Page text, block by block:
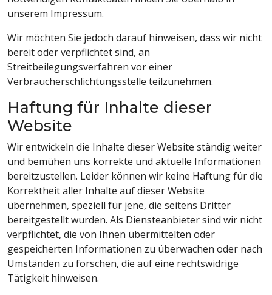
unserem Impressum.
Wir möchten Sie jedoch darauf hinweisen, dass wir nicht
bereit oder verpflichtet sind, an
Streitbeilegungsverfahren vor einer
Verbraucherschlichtungsstelle teilzunehmen.
Haftung für Inhalte dieser
Website
Wir entwickeln die Inhalte dieser Website ständig weiter
und bemühen uns korrekte und aktuelle Informationen
bereitzustellen. Leider können wir keine Haftung für die
Korrektheit aller Inhalte auf dieser Website
übernehmen, speziell für jene, die seitens Dritter
bereitgestellt wurden. Als Diensteanbieter sind wir nicht
verpflichtet, die von Ihnen übermittelten oder
gespeicherten Informationen zu überwachen oder nach
Umständen zu forschen, die auf eine rechtswidrige
Tätigkeit hinweisen.